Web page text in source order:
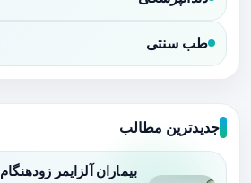
طب سنتی
جدیدترین مطالب
بیماران آلزایمر